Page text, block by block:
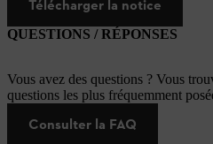
Télécharger la notice
QUESTIONS / RÉPONSES
Vous avez des questions ? Vous
questions les plus fréquemment
Consulter la FAQ